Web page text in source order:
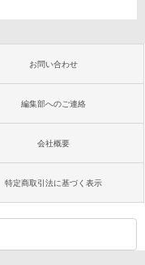
お問い合わせ
編集部へのご連絡
会社概要
特定商取引法に基づく表示